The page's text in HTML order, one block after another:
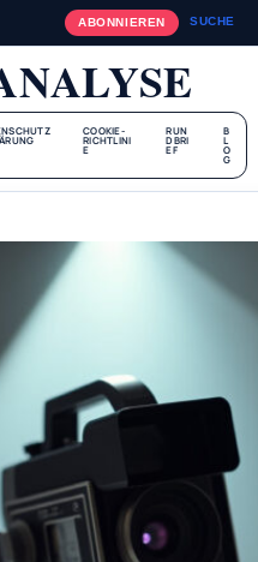
ABONNIEREN SUCHE
COOKIE-
RICHTLINI
E
RUN
DBRI
EF
B
L
O
G